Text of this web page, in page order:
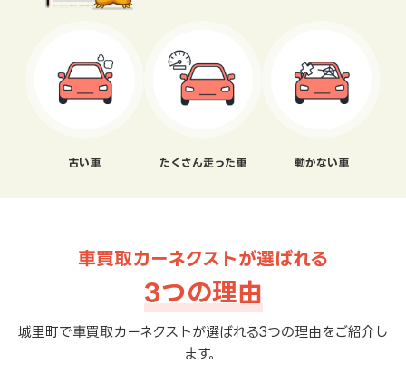
古い車 たくさん走った車 動かない車
車買取カーネクストが選ばれる
3つの理由
城里町で車買取カーネクストが選ばれる3つの理由をご紹介し
ます。